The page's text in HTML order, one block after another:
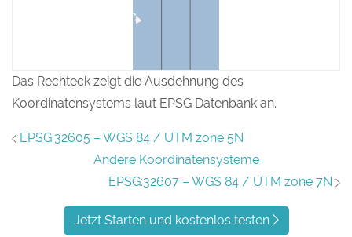
Das Rechteck zeigt die Ausdehnung des
Koordinatensystems laut EPSG Datenbank an.
EPSG:32605 – WGS 84 / UTM zone 5N
Andere Koordinatensysteme
EPSG:32607 – WGS 84 / UTM zone 7N
Jetzt Starten und kostenlos testen